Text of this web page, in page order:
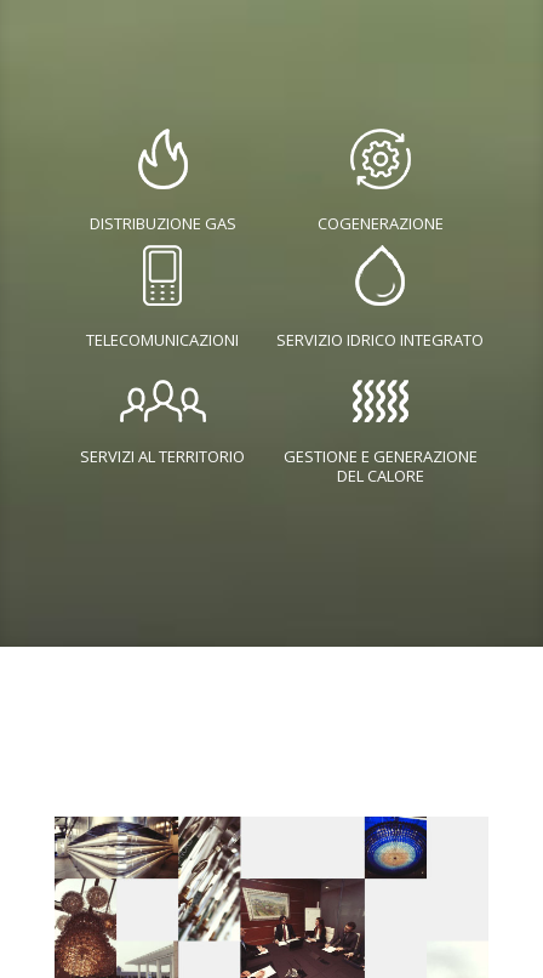
DISTRIBUZIONE GAS COGENERAZIONE
TELECOMUNICAZIONI SERVIZIO IDRICO INTEGRATO
SERVIZI AL TERRITORIO
GESTIONE E GENERAZIONE
DEL CALORE